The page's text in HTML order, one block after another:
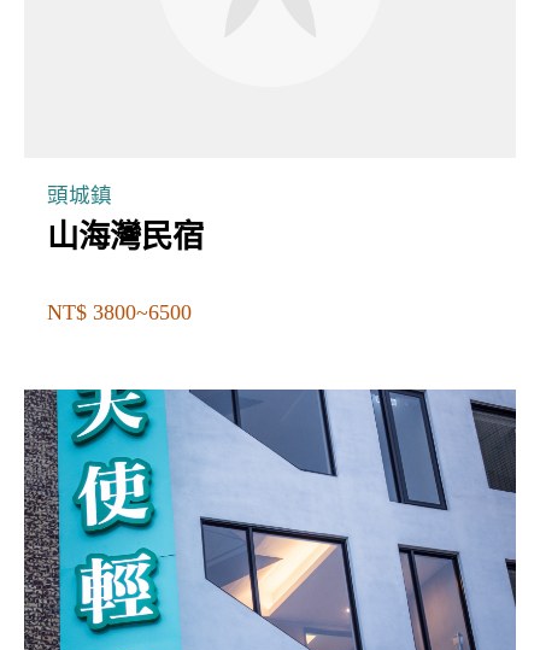
頭城鎮
山海灣民宿
NT$ 3800~6500